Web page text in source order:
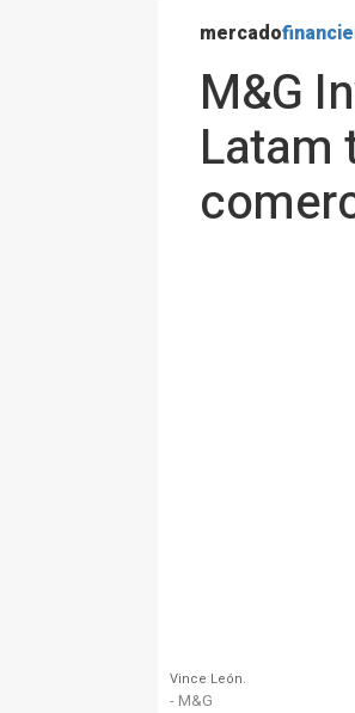
mercado
M&G
Latam
Vince León.
- M&G